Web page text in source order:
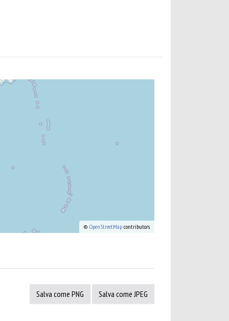
© OpenStreetMap contributors.
Salva come PNG Salva come JPEG